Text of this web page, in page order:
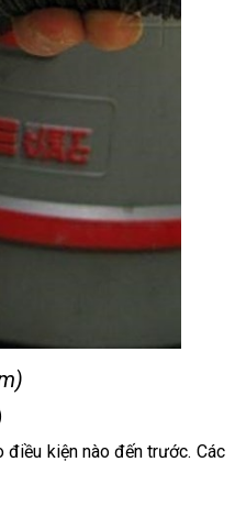
kiện nào đến trước. Các